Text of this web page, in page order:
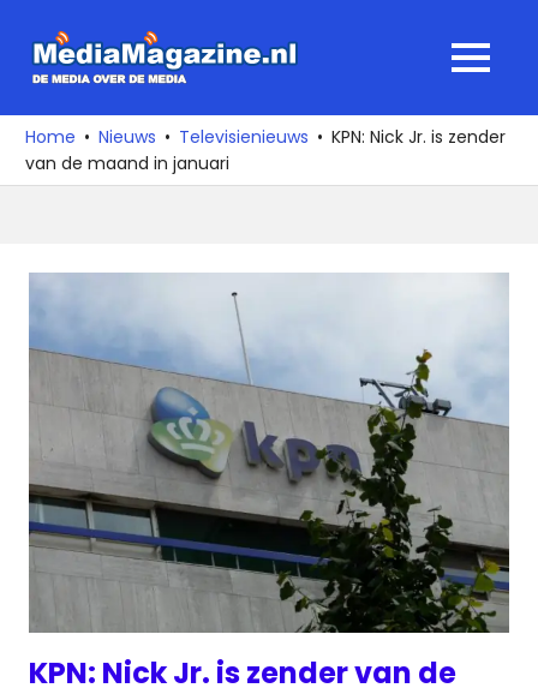
naar
media
over
de
MENU
Home Nieuws Televisienieuws
KPN: Nick Jr. is zender
van de maand in januari
KPN: Nick Jr. is zender van de